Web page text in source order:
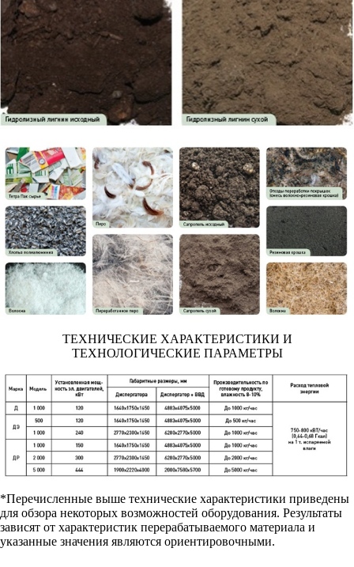
ТЕХНИЧЕСКИЕ ХАРАКТЕРИСТИКИ И
ТЕХНОЛОГИЧЕСКИЕ ПАРАМЕТРЫ
*Перечисленные выше технические характеристики приведены
для обзора некоторых возможностей оборудования. Результаты
зависят от характеристик перерабатываемого материала и
указанные значения являются ориентировочными.